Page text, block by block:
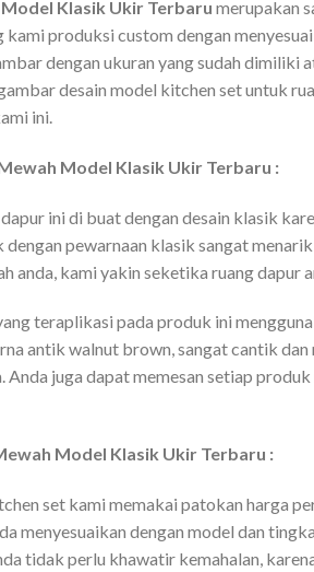
Klasik Ukir Terbaru merupakan
kami produksi custom dengan
dengan ukuran yang sudah dimiliki
desain model kitchen set untuk
ini.
Model Klasik Ukir Terbaru :
ini di buat dengan desain klasik
pewarnaan klasik sangat
anda, kami yakin seketika ruang dapur
teraplikasi pada produk ini
antik walnut brown, sangat cantik
juga dapat memesan setiap
Model Klasik Ukir Terbaru :
set kami memakai patokan harga
menyesuaikan dengan model dan
tidak perlu khawatir kemahalan,